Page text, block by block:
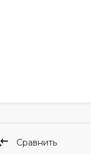
Сравнить